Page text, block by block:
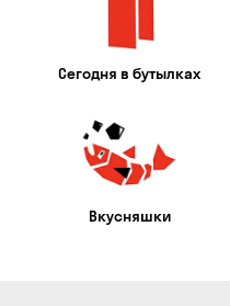
Сегодня в бутылках
Вкусняшки